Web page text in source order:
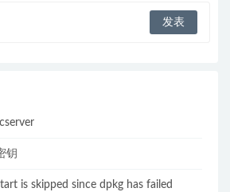
钥
is skipped since dpkg has failed